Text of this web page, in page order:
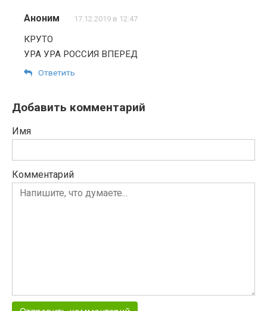
Аноним 17.12.2019 в 12:47
КРУТО
УРА УРА РОССИЯ ВПЕРЕД
Ответить
Добавить комментарий
Имя
Комментарий